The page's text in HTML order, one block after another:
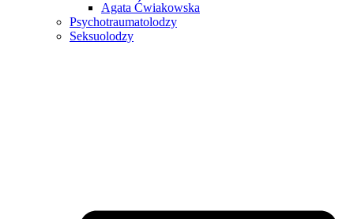
Agata Ćwiakowska
Psychotraumatolodzy
Seksuolodzy